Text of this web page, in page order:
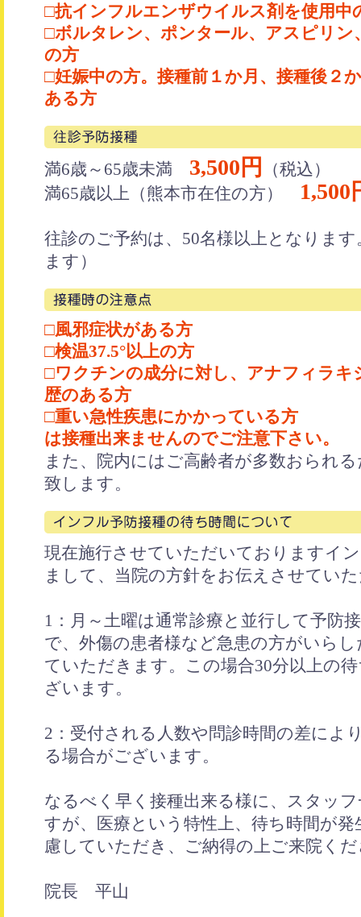
□抗インフルエンザウイルス剤を使用中
□ボルタレン、ポンタール、アスピリン
の方
□妊娠中の方。接種前１か月、接種後２
ある方
満6歳～65歳未満 3,500円
（税込）
満65歳以上（熊本市在住の方） 1,500
往診のご予約は、50名様以上となりま
ます）
□風邪症状がある方
□検温37.5°以上の方
□ワクチンの成分に対し、アナフィラキ
歴のある方
□重い急性疾患にかかっている方
は接種出来ませんのでご注意下さい。
また、院内にはご高齢者が多数おられ
致します。
現在施行させていただいておりますイ
まして、当院の方針をお伝えさせてい
1：月～土曜は通常診療と並行して予防
で、外傷の患者様など急患の方がいら
ていただきます。この場合30分以上の
ざいます。
2：受付される人数や問診時間の差によ
る場合がございます。
なるべく早く接種出来る様に、スタッ
すが、医療という特性上、待ち時間が
慮していただき、ご納得の上ご来院く
院長 平山